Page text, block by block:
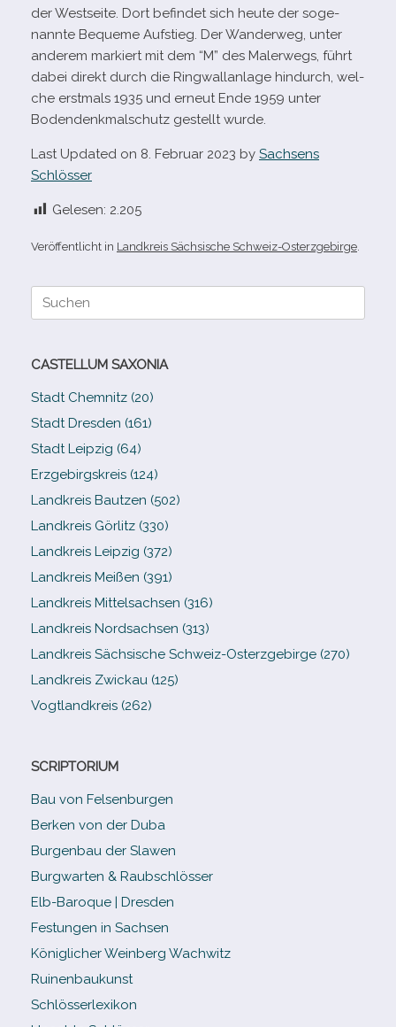
der Westseite. Dort befin­det sich heute der soge­
nannte Bequeme Aufstieg. Der Wanderweg, unter
ande­rem mar­kiert mit dem “M” des Malerwegs, führt
dabei direkt durch die Ringwallanlage hin­durch, wel­
che erst­mals 1935 und erneut Ende 1959 unter
Bodendenkmalschutz gestellt wurde.
Last Updated on 8. Februar 2023 by Sachsens
Schlösser
Gelesen: 2.205
Veröffentlicht in Landkreis Sächsische Schweiz-Osterzgebirge
Suche
CASTELLUM SAXONIA
Stadt Chemnitz (20)
Stadt Dresden (161)
Stadt Leipzig (64)
Erzgebirgskreis (124)
Landkreis Bautzen (502)
Landkreis Görlitz (330)
Landkreis Leipzig (372)
Landkreis Meißen (391)
Landkreis Mittelsachsen (316)
Landkreis Nordsachsen (313)
Landkreis Sächsische Schweiz-​Osterzgebirge (270)
Landkreis Zwickau (125)
Vogtlandkreis (262)
SCRIPTORIUM
Bau von Felsenburgen
Berken von der Duba
Burgenbau der Slawen
Burgwarten & Raubschlösser
Elb-​Baroque | Dresden
Festungen in Sachsen
Königlicher Weinberg Wachwitz
Ruinenbaukunst
Schlösserlexikon